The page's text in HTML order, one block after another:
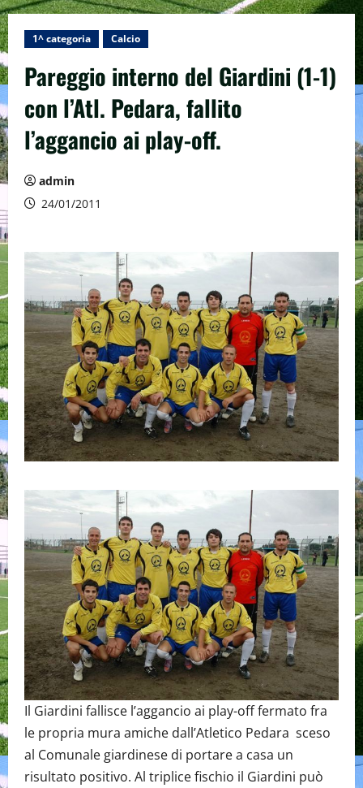
principale
1^ categoria Calcio
Pareggio interno del Giardini (1-1)
con l’Atl. Pedara, fallito
l’aggancio ai play-off.
admin
24/01/2011
Il Giardini fallisce l’aggancio ai play-off fermato fra
le propria mura amiche dall’Atletico Pedara sceso
al Comunale giardinese di portare a casa un
risultato positivo. Al triplice fischio il Giardini può